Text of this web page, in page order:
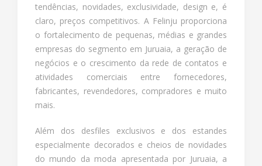
tendências, novidades, exclusividade, design e, é
claro, preços competitivos. A Felinju proporciona
o fortalecimento de pequenas, médias e grandes
empresas do segmento em Juruaia, a geração de
negócios e o crescimento da rede de contatos e
atividades comerciais entre fornecedores,
fabricantes, revendedores, compradores e muito
mais.
Além dos desfiles exclusivos e dos estandes
especialmente decorados e cheios de novidades
do mundo da moda apresentada por Juruaia, a